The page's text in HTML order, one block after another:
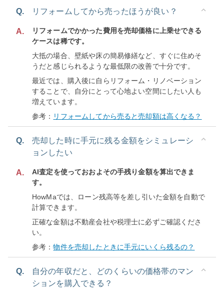
Q. リフォームしてから売ったほうが良い？
A.
リフォームでかかった費用を売却価格に上乗せできる
ケースは稀です。
大抵の場合、壁紙や床の簡易修繕など、すぐに住めそ
うだと感じられるような最低限の改善で十分です。
最近では、購入後に自らリフォーム・リノベーション
することで、自分にとって心地よい空間にしたい人も
増えています。
参考： リフォームしてから売ると売却額は高くなる？
Q.
売却した時に手元に残る金額をシミュレーシ
ョンしたい
A.
AI査定を使っておおよその手残り金額を算出できま
す。
HowMaでは、ローン残高等を差し引いた金額を自動で
計算できます。
正確な金額は不動産会社や税理士に必ずご確認くださ
い。
参考：物件を売却したときに手元にいくら残るの？
Q.
自分の年収だと、どのくらいの価格帯のマン
ションを購入できる？